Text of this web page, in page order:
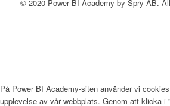
© 2020 Power BI Academy by Spry AB.
På Power BI Academy-siten använder vi
upplevelse av vår webbplats. Genom att klicka i